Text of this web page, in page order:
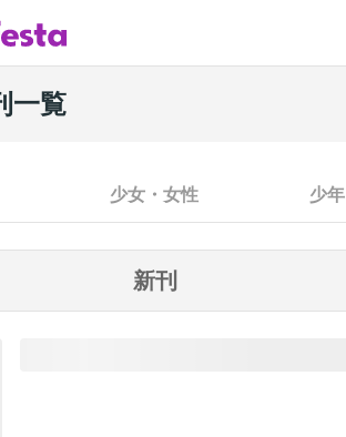
一覧
少女・女性 少
新刊